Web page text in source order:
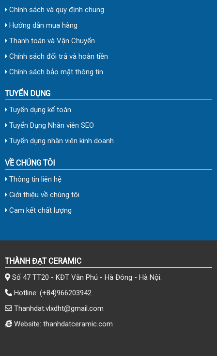
Chính sách và quy định chung
Hướng dẫn mua hàng
Thanh toán và Vận Chuyển
Chính sách đổi trả và hoàn tiền
Chính sách bảo mật thông tin
TUYỂN DỤNG
Tuyển dụng kế toán
Tuyển Dụng Nhân viên SEO
Tuyển dụng nhân viên kinh doanh
VỀ CHÚNG TÔI
Thông tin liên hệ
Giới thiệu về chúng tôi
Cam kết chất lượng
THÀNH ĐẠT CERAMIC
Số 47 TT20 - KĐT Văn Phú - Hà Đông - Hà Nội.
Hotline: (+84)966203942
Thanhdat.vlxdht@gmail.com
Website: thanhdatceramic.com